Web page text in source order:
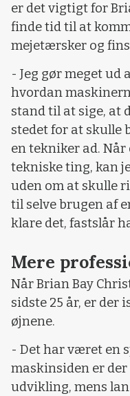
er det vigtigt for
finde tid til at
mejetærsker og
- Jeg gør meget ud
hvordan
stand til at sige, at
stedet for at skulle
en tekniker ad.
tekniske ting, kan
uden om at skulle
til selve brugen af
klare det, fastslår
Mere
Når Brian Bay
sidste 25 år, er der
øjnene.
- Det har været en
maskinsiden er
udvikling, mens